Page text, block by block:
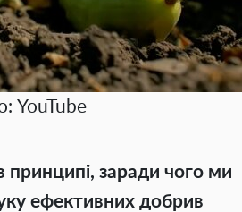
YouTube
заради чого ми
ефективних добрив